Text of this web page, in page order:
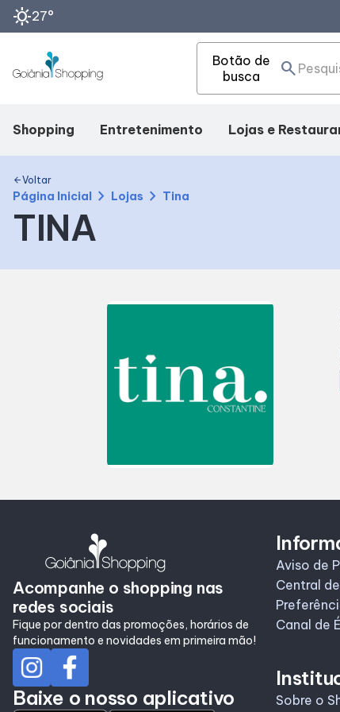
sunny27°
Botão de
busca
search
Shopping
Mapa Interno
Facilidades
Como Chegar
Entretenimento
Fique por Dentro
Lojas e
arrow_backVoltar
Página Inicial chevron_right Lojas chevron_right Tina
TINA
Acompanhe o shopping nas
redes sociais
Fique por dentro das promoções, horários de
funcionamento e novidades em primeira mão!
Baixe o nosso aplicativo
Aviso de
Central
Canal de
Sobre o